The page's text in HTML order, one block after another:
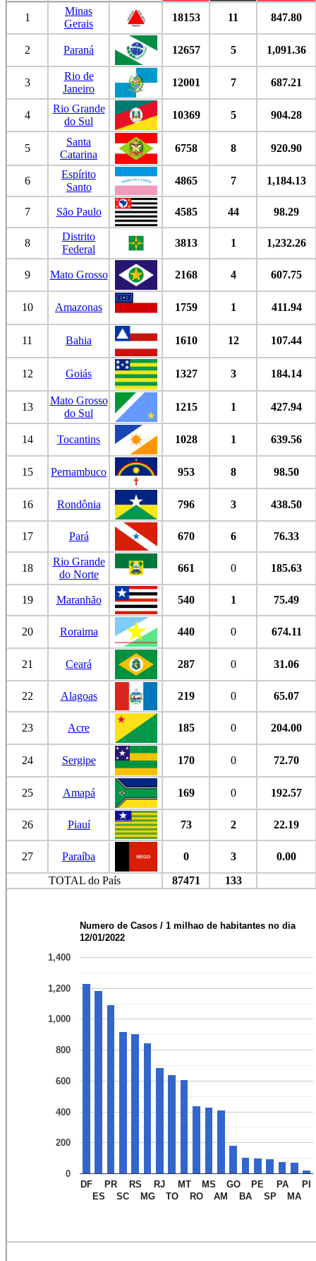
1
Minas
Gerais
18153 11 847.80
2 Paraná 12657 5 1,091.36
3
Rio de
Janeiro
12001 7 687.21
4
Rio Grande
do Sul
10369 5 904.28
5
Santa
Catarina
6758 8 920.90
6
Espírito
Santo
4865 7 1,184.13
7 São Paulo 4585 44 98.29
8
Distrito
Federal
3813 1 1,232.26
9 Mato Grosso 2168 4 607.75
10 Amazonas 1759 1 411.94
11 Bahia 1610 12 107.44
12 Goiás 1327 3 184.14
13
Mato Grosso
do Sul
1215 1 427.94
14 Tocantins 1028 1 639.56
15 Pernambuco 953 8 98.50
16 Rondônia 796 3 438.50
17 Pará 670 6 76.33
18
Rio Grande
do Norte
661 0 185.63
19 Maranhão 540 1 75.49
20 Roraima 440 0 674.11
21 Ceará 287 0 31.06
22 Alagoas 219 0 65.07
23 Acre 185 0 204.00
24 Sergipe 170 0 72.70
25 Amapá 169 0 192.57
26 Piauí 73 2 22.19
27 Paraíba 0 3
0.00
TOTAL do País
87471 133
Numero de Casos / 1 milhao de habitantes no dia
12/01/2022
DF
ES
PR
SC
RS
MG
RJ
TO
MT
RO
MS
AM
GO
BA
PE
SP
PA
MA
PI
0
200
400
600
800
1,000
1,200
1,400